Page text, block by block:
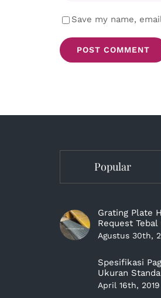
Save my name,
Popular
Grating Plate
Request
Agustus 30th,
Spesifikasi
Ukuran
April 16th, 2019